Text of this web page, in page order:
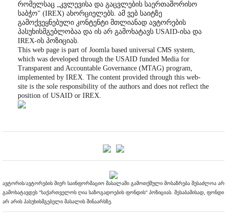
რომელსაც „კვლევისა და გაცვლების საერთაშორისო
საბჭო" (IREX) ახორციელებს. ამ ვებ საიტზე
გამოქვეყნებული კონტენტი მთლიანად ავტორების
პასუხისმგებლობაა და ის არ გამოხატავს USAID-ისა და
IREX-ის პოზიციას.
This web page is part of Joomla based universal CMS system,
which was developed through the USAID funded Media for
Transparent and Accountable Governance (MTAG) program,
implemented by IREX. The content provided through this web-
site is the sole responsibility of the authors and does not reflect the
position of USAID or IREX.
ავტორის/ავტორების მიერ საინფორმაციო მასალაში გამოთქმული მოსაზრება შესაძლოა არ
გამოხატავდეს "საქართველოს ღია საზოგადოების ფონდის" პოზიციას. შესაბამისად, ფონდი
არ არის პასუხისმგებელი მასალის შინაარსზე.